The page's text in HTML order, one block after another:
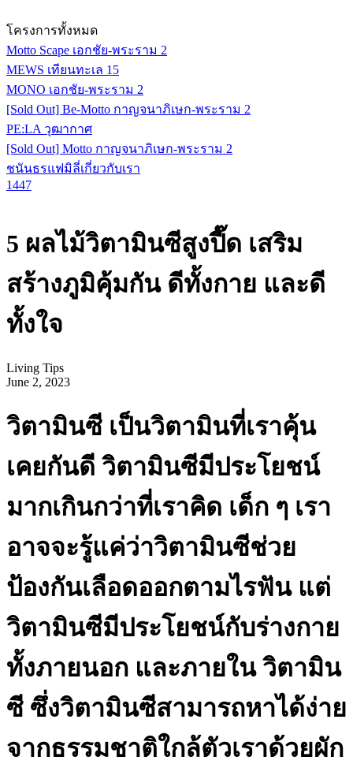
โครงการทั้งหมด
Motto Scape เอกชัย-พระราม 2
MEWS เทียนทะเล 15
MONO เอกชัย-พระราม 2
[Sold Out] Be-Motto กาญจนาภิเษก-พระราม 2
PE:LA วุฒากาศ
[Sold Out] Motto กาญจนาภิเษก-พระราม 2
ชนันธรแฟมิลี่เกี่ยวกับเรา
1447
5 ผลไม้วิตามินซีสูงปี๊ด เสริม
สร้างภูมิคุ้มกัน ดีทั้งกาย และดี
ทั้งใจ
Living Tips
June 2, 2023
วิตามินซี เป็นวิตามินที่เราคุ้น
เคยกันดี วิตามินซีมีประโยชน์
มากเกินกว่าที่เราคิด เด็ก ๆ เรา
อาจจะรู้แค่ว่าวิตามินซีช่วย
ป้องกันเลือดออกตามไรฟัน แต่
วิตามินซีมีประโยชน์กับร่างกาย
ทั้งภายนอก และภายใน วิตามิน
ซี ซึ่งวิตามินซีสามารถหาได้ง่าย
จากธรรมชาติใกล้ตัวเราด้วยผัก